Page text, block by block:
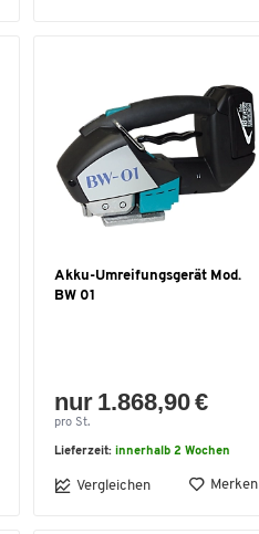
Akku-Umreifungsgerät Mod.
BW 01
nur 1.868,90 €
pro St.
Lieferzeit: innerhalb 2 Wochen
Vergleichen Merken